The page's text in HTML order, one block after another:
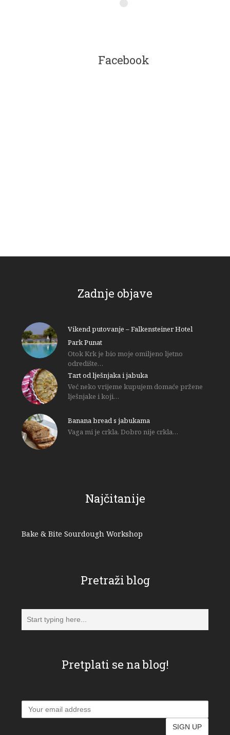
Facebook
Zadnje objave
Vikend putovanje – Falkensteiner Hotel
Park Punat
Otok Krk je bio moje omiljeno ljetno
odredište…
Tart od lješnjaka i jabuka
Već neko vrijeme kupujem domaće pržene
lješnjake i koji…
Banana bread s jabukama
Vaga mi je crkla. Dobro nije crkla…
Najčitanije
Bake & Bite Sourdough Workshop
Pretraži blog
Pretplati se na blog!